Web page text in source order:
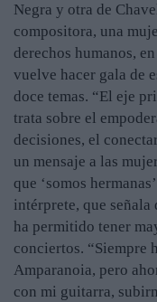
Negra y otra de
compositora, una
derechos humanos,
vuelve hacer gala de
doce temas. “El eje
trata sobre el
decisiones, el
un mensaje a las
que ‘somos
intérprete, que
ha permitido tener
conciertos. “Siempre
Amparanoia, pero
con mi guitarra,